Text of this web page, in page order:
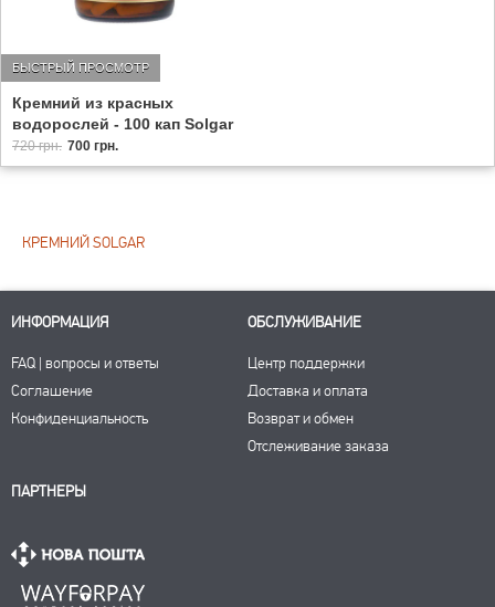
Кремний из красных
водорослей - 100 кап Solgar
БЫСТРЫЙ ПРОСМОТР
720 грн. 700 грн.
КРЕМНИЙ SOLGAR
ИНФОРМАЦИЯ
FAQ | вопросы и ответы
Соглашение
Конфиденциальность
ОБСЛУЖИВАНИЕ
Центр поддержки
Доставка и оплата
Возврат и обмен
Отслеживание заказа
ПАРТНЕРЫ